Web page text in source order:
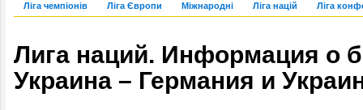
Ліга чемпіонів Ліга Європи Міжнародні Ліга націй Ліга
Лига наций. Информация о
Украина – Германия и